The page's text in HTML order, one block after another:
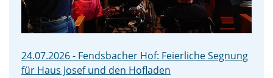
24.07.2026 - Fendsbacher Hof: Feierliche Segnung
für Haus Josef und den Hofladen